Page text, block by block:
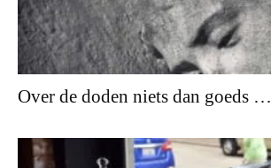
Over de doden niets dan goeds …